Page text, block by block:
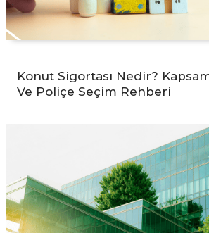
Konut Sigortası Nedir?
Ve Poliçe Seçim Rehberi